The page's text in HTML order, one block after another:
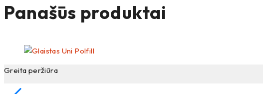
Panašūs produktai
Greita peržiūra